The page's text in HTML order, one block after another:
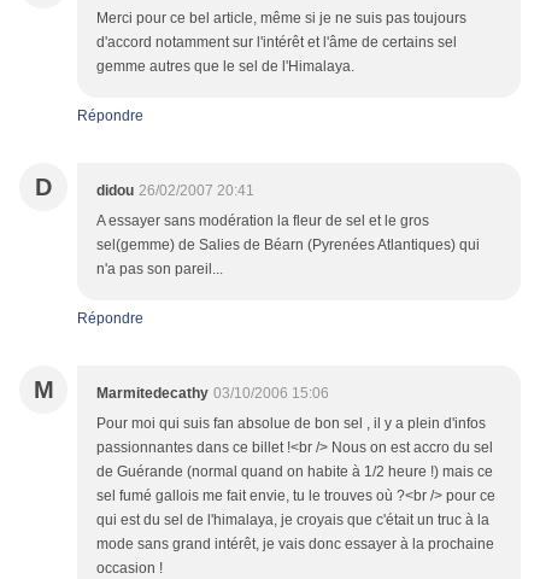
Merci pour ce bel article, même si je ne suis pas toujours
d'accord notamment sur l'intérêt et l'âme de certains sel
gemme autres que le sel de l'Himalaya.
Répondre
D didou 26/02/2007 20:41
A essayer sans modération la fleur de sel et le gros
sel(gemme) de Salies de Béarn (Pyrenées Atlantiques) qui
n'a pas son pareil...
Répondre
M Marmitedecathy 03/10/2006 15:06
Pour moi qui suis fan absolue de bon sel , il y a plein d'infos
passionnantes dans ce billet !<br /> Nous on est accro du sel
de Guérande (normal quand on habite à 1/2 heure !) mais ce
sel fumé gallois me fait envie, tu le trouves où ?<br /> pour ce
qui est du sel de l'himalaya, je croyais que c'était un truc à la
mode sans grand intérêt, je vais donc essayer à la prochaine
occasion !